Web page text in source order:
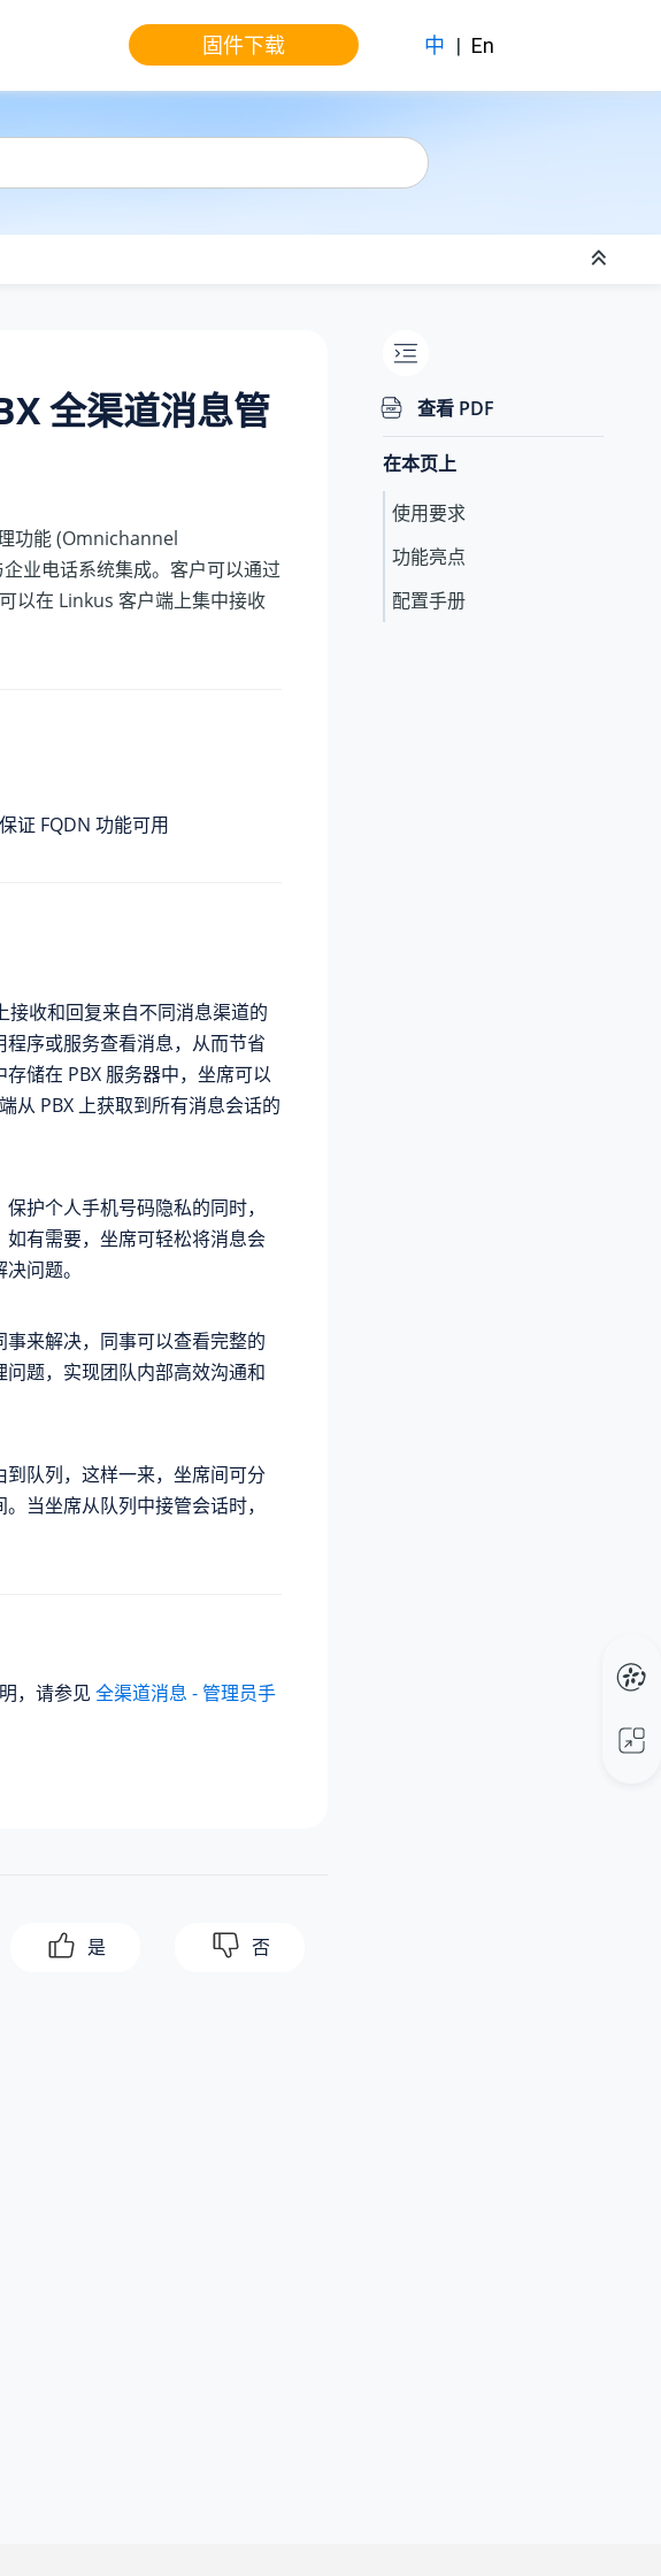
固件下载 中 | En
全渠道消息管
功能 (Omnichannel
业电话系统集成。客户可以通过
以在 Linkus 客户端上集中接收
证 FQDN 功能可用
收和回复来自不同消息渠道的
序或服务查看消息，从而节省
储在 PBX 服务器中，坐席可以
从 PBX 上获取到所有消息会话的
护个人手机号码隐私的同时，
有需要，坐席可轻松将消息会
问题。
来解决，同事可以查看完整的
题，实现团队内部高效沟通和
队列，这样一来，坐席间可分
当坐席从队列中接管会话时，
，请参见 全渠道消息 - 管理员手
是 否
查看 PDF
在本页上
使用要求
功能亮点
配置手册